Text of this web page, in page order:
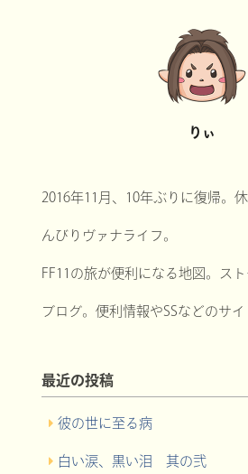
りぃ
2016年11月、10年ぶりに復帰。
んびりヴァナライフ。
FF11の旅が便利になる地図。ス
ブログ。便利情報やSSなどのサイ
最近の投稿
彼の世に至る病
白い涙、黒い泪 其の弐